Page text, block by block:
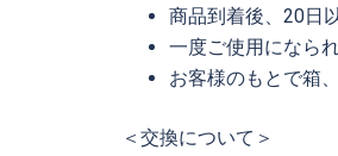
商品到着後、20日
一度ご使用になら
お客様のもとで箱
＜交換について＞